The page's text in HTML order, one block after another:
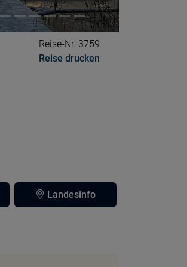
Reise-Nr. 3759
Reise drucken
Landesinfo